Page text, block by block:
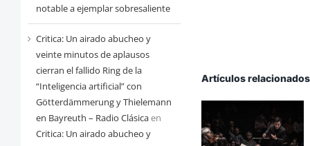
notable a ejemplar sobresaliente
Critica: Un airado abucheo y
veinte minutos de aplausos
cierran el fallido Ring de la
“Inteligencia artificial” con
Götterdämmerung y Thielemann
en Bayreuth – Radio Clásicaen
Critica: Un airado abucheo y
Artículos relacionados